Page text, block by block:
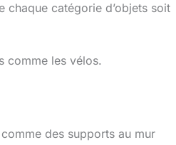
catégorie d’objets soit
comme les vélos.
des supports au mur